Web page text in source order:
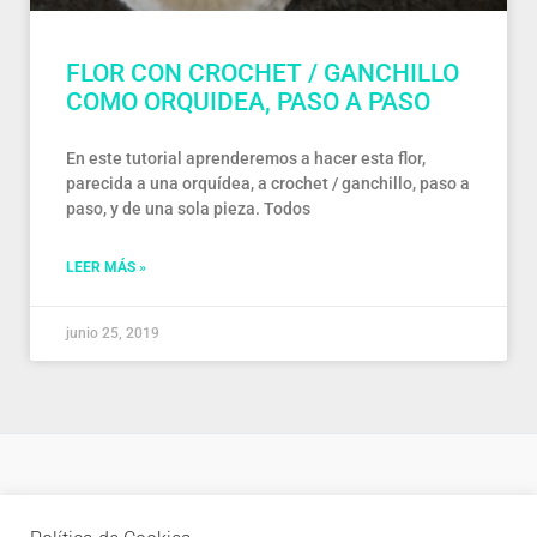
FLOR CON CROCHET / GANCHILLO
COMO ORQUIDEA, PASO A PASO
En este tutorial aprenderemos a hacer esta flor,
parecida a una orquídea, a crochet / ganchillo, paso a
paso, y de una sola pieza. Todos
LEER MÁS »
junio 25, 2019